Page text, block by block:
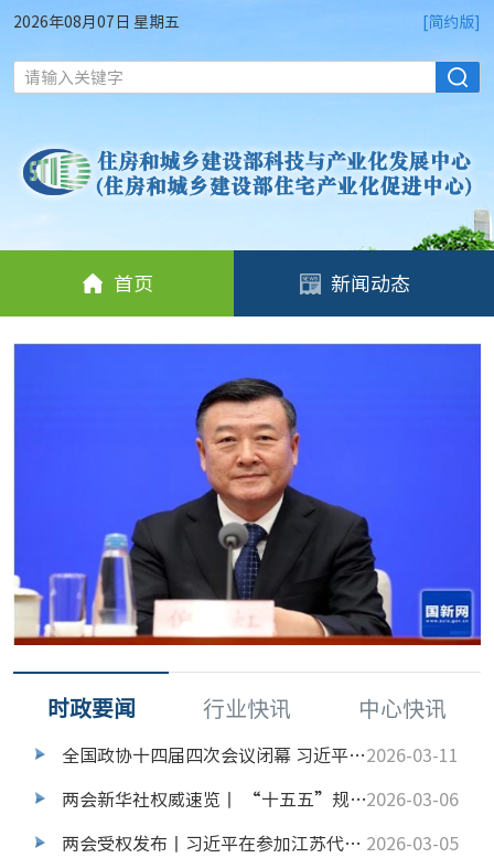
2026年08月07日 星期五 [简约版]
请输入关键字
首页 新闻动态
时政要闻 行业快讯 中心快讯
全国政协十四届四次会议闭幕 习近平等出席2026-03-11
两会新华社权威速览丨 “十五五”规划109项重大工程项目2026-03-06
两会受权发布丨习近平在参加江苏代表团审议时强调 经济大省要在研究新情况解决新问题上下功夫出经验 2026-03-05